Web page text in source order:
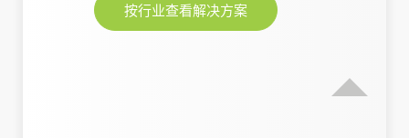
按行业查看解决方案